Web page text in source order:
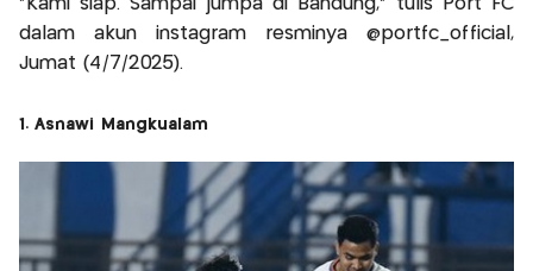
"Kami siap. Sampai jumpa di Bandung," tulis Port FC
dalam akun instagram resminya @portfc_official,
Jumat (4/7/2025).
1. Asnawi Mangkualam